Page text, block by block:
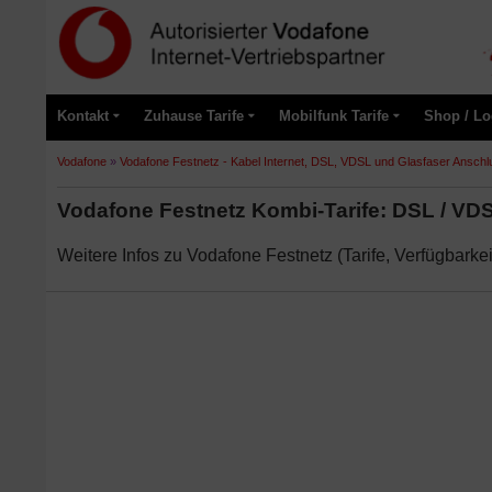
Kontakt Zuhause Tarife Mobilfunk Tarife Shop /
Vodafone » Vodafone Festnetz - Kabel Internet, DSL, VDSL und Glasfaser
Vodafone Festnetz Kombi-Tarife: DSL /
Weitere Infos zu Vodafone Festnetz (Tarife,